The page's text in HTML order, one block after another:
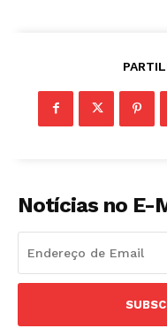
- Seja
Notícias no E-